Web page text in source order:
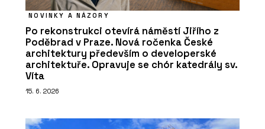
NOVINKY A NÁZORY
Po rekonstrukci otevírá náměstí Jiřího z
Poděbrad v Praze. Nová ročenka České
architektury především o developerské
architektuře. Opravuje se chór katedrály sv.
Víta
15. 6. 2026